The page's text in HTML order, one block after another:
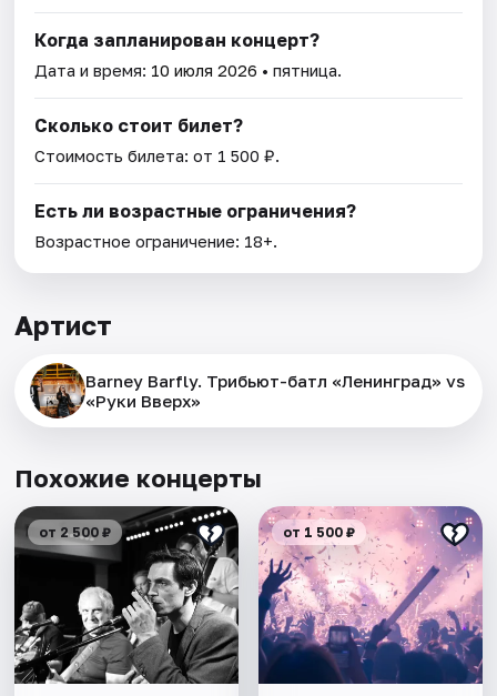
Когда запланирован концерт?
Дата и время: 10 июля 2026 • пятница.
Сколько стоит билет?
Стоимость билета: от 1 500 ₽.
Есть ли возрастные ограничения?
Возрастное ограничение: 18+.
Артист
Barney Barfly. Трибьют-батл «Ленинград» vs
«Руки Вверх»
Похожие концерты
от 2 500 ₽ от 1 500 ₽